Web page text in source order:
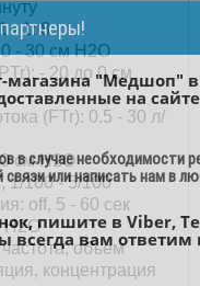
- 1: 8
- 30 см H2O
- 20 до 0 см
(FTr): 0.5 - 30 л/
см H2O
1/100 - 5/100
off, 5 - 60 сек
H2O
объем
концентрация
магазина "Медшоп"
на сайте
в случае необходимости
или написать нам в
пишите в Viber,
всегда вам ответим